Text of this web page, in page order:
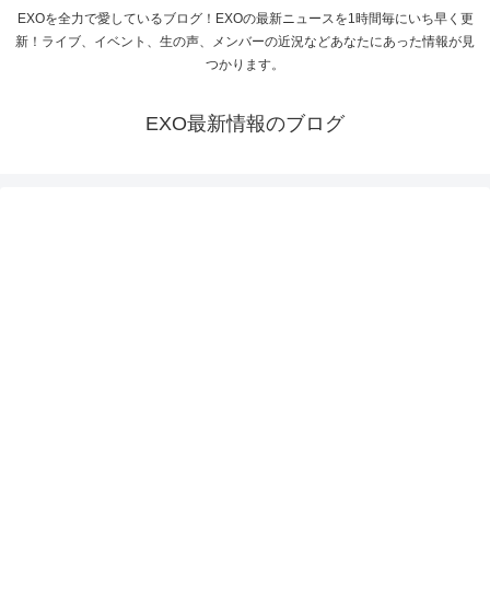
EXOを全力で愛しているブログ！EXOの最新ニュースを1時間毎にいち早く更
新！ライブ、イベント、生の声、メンバーの近況などあなたにあった情報が見
つかります。
EXO最新情報のブログ